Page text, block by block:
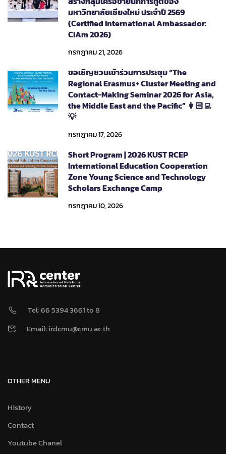
มหาวิทยาลัยเชียงใหม่ ประจำปี 2569
(Certified International Ambassador:
CIAm 2026)
กรกฎาคม 21, 2026
ขอเชิญชวนเข้าร่วมการประชุม “The
Regional Erasmus+ Cluster Meeting and
Contact-Making Seminar 2026 for Asia,
the Middle East and the Pacific” 👩🏻‍💻
💡
กรกฎาคม 17, 2026
Short Program | 2026 KUST RCEP
International Education Cooperation
Zone Young Science and Technology
Scholars Exchange Camp
กรกฎาคม 10, 2026
Tel: 66 5394 3661 to 8
Email: irdcmu@cmu.ac.th
OTHER MENU
History
Contact
Youtube Chanel